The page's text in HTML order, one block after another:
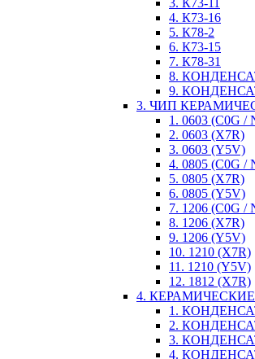
3. К73-11
4. К73-16
5. К78-2
6. К73-15
7. К78-31
8.
9.
3. ЧИП
1. 0603 (C0G /
2. 0603 (X7R)
3. 0603 (Y5V)
4. 0805 (C0G /
5. 0805 (X7R)
6. 0805 (Y5V)
7. 1206 (C0G /
8. 1206 (X7R)
9. 1206 (Y5V)
10. 1210 (X7R)
11. 1210 (Y5V)
12. 1812 (X7R)
4.
1.
2.
3.
4.